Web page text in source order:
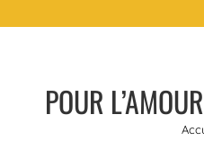
POUR